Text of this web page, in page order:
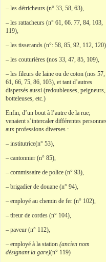
– les détricheurs (n° 33, 58, 63),
– les rattacheurs (n° 61, 66. 77, 84, 103,
119),
– les tisserands (n°: 58, 85, 92, 112, 120)
– les couturières (nos 33, 47, 85, 109),
– les fileurs de laine ou de coton (nos 57,
61, 66, 75, 86, 103), et tant d’autres
dispersés aussi (redoubleuses, peigneurs,
botteleuses, etc.)
Enfin, d’un bout à l’autre de la rue;
venaient s’intercaler différentes
aux professions diverses :
– institutrice(n° 53),
– cantonnier (n° 85),
– commissaire de police (n° 93),
– brigadier de douane (n° 94),
– employé au chemin de fer (n° 102),
– tireur de cordes (n° 104),
– paveur (n° 112),
– employé à la station (ancien nom
désignant la gare)(n° 119)